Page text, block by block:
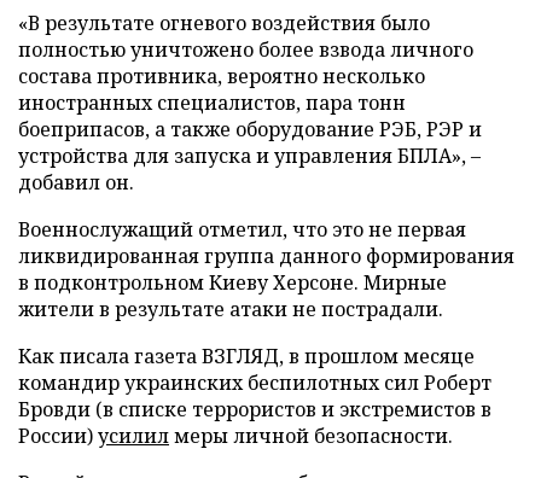
«В результате огневого воздействия было
полностью уничтожено более взвода личного
состава противника, вероятно несколько
иностранных специалистов, пара тонн
боеприпасов, а также оборудование РЭБ, РЭР и
устройства для запуска и управления БПЛА», –
добавил он.
Военнослужащий отметил, что это не первая
ликвидированная группа данного формирования
в подконтрольном Киеву Херсоне. Мирные
жители в результате атаки не пострадали.
Как писала газета ВЗГЛЯД, в прошлом месяце
командир украинских беспилотных сил Роберт
Бровди (в списке террористов и экстремистов в
России)усилилмеры личной безопасности.